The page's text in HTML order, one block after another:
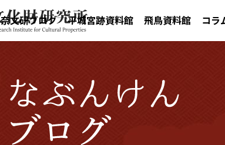
奈文研ブログ 平城宮跡資料館 飛鳥資料館 コラ